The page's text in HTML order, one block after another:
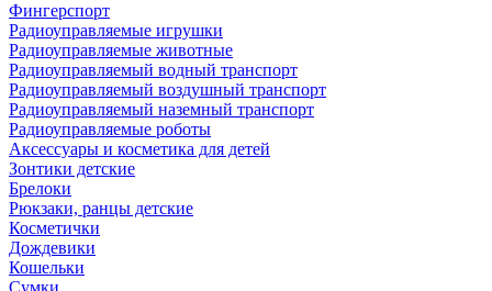
Фингерспорт
Радиоуправляемые игрушки
Радиоуправляемые животные
Радиоуправляемый водный транспорт
Радиоуправляемый воздушный транспорт
Радиоуправляемый наземный транспорт
Радиоуправляемые роботы
Аксессуары и косметика для детей
Зонтики детские
Брелоки
Рюкзаки, ранцы детские
Косметички
Дождевики
Кошельки
Сумки